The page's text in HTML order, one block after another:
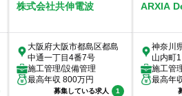
株式会社共伸電波
大阪府大阪市都島区都島
中通一丁目4番7号
施工管理/設備管理
最高年収 800万円
募集している求人 1
ARXIA
神奈川
山内町
室
施工管
最高年